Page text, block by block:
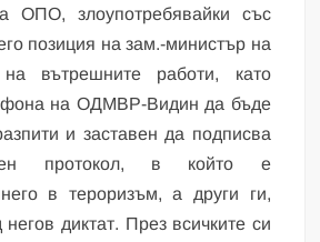
ОПО, злоупотребявайки със
позиция на зам.-министър на
на вътрешните работи, като
на ОДМВР-Видин да бъде
и заставен да подписва
протокол, в който е
в тероризъм, а други ги,
диктат. През всичките си